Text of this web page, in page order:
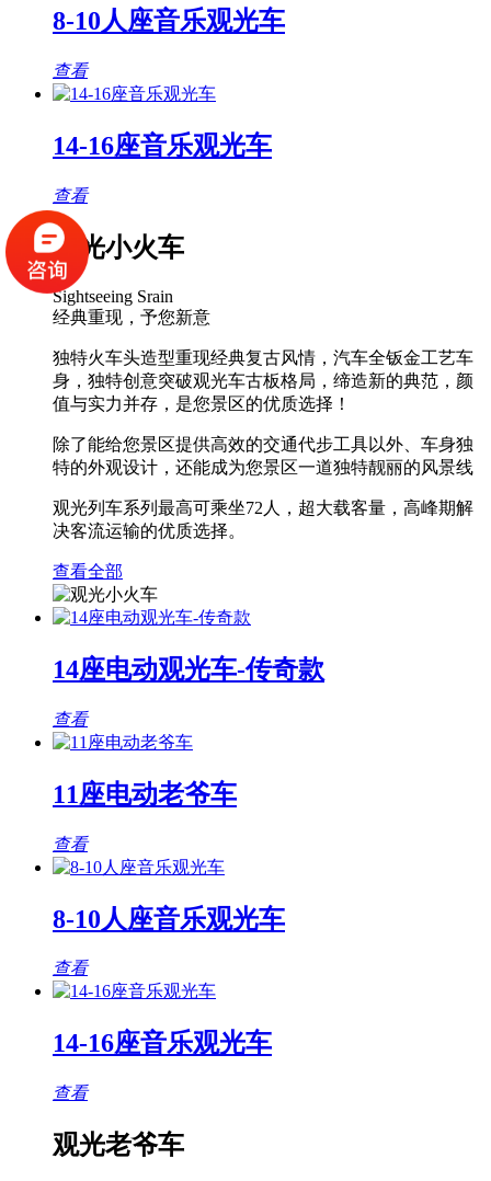
8-10人座音乐观光车
查看
14-16座音乐观光车
查看
观光小火车
Sightseeing Srain
经典重现，予您新意
独特火车头造型重现经典复古风情，汽车全钣金工艺车
身，独特创意突破观光车古板格局，缔造新的典范，颜
值与实力并存，是您景区的优质选择！
除了能给您景区提供高效的交通代步工具以外、车身独
特的外观设计，还能成为您景区一道独特靓丽的风景线
观光列车系列最高可乘坐72人，超大载客量，高峰期解
决客流运输的优质选择。
查看全部
14座电动观光车-传奇款
查看
11座电动老爷车
查看
8-10人座音乐观光车
查看
14-16座音乐观光车
查看
观光老爷车